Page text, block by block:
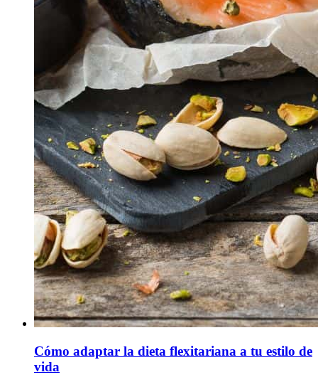
Cómo adaptar la dieta flexitariana a tu estilo de
vida